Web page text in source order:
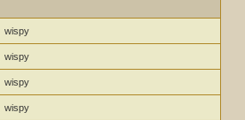
wispy
wispy
wispy
wispy